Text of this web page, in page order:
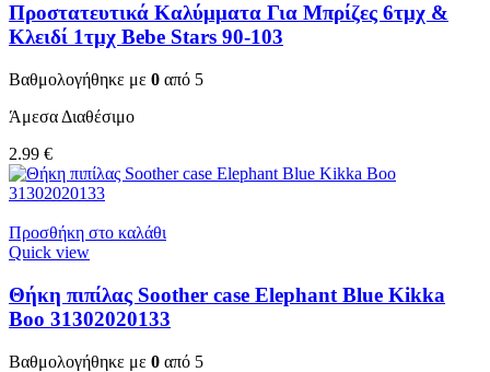
Προστατευτικά Καλύμματα Για Μπρίζες 6τμχ &
Κλειδί 1τμχ Bebe Stars 90-103
Βαθμολογήθηκε με 0 από 5
Άμεσα Διαθέσιμο
2.99 €
Προσθήκη στο καλάθι
Quick view
Θήκη πιπίλας Soother case Elephant Blue Kikka
Boo 31302020133
Βαθμολογήθηκε με 0 από 5